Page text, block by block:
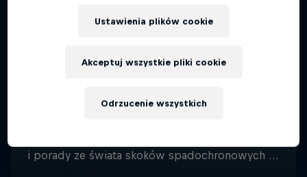
Ustawienia plików cookie
Odrzucenie wszystkich
Akceptuj wszystkie pliki cookie